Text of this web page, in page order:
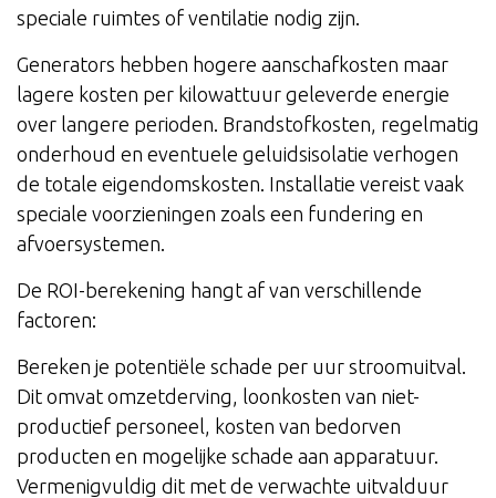
speciale ruimtes of ventilatie nodig zijn.
Generators hebben hogere aanschafkosten maar
lagere kosten per kilowattuur geleverde energie
over langere perioden. Brandstofkosten, regelmatig
onderhoud en eventuele geluidsisolatie verhogen
de totale eigendomskosten. Installatie vereist vaak
speciale voorzieningen zoals een fundering en
afvoersystemen.
De ROI-berekening hangt af van verschillende
factoren:
Bereken je potentiële schade per uur stroomuitval.
Dit omvat omzetderving, loonkosten van niet-
productief personeel, kosten van bedorven
producten en mogelijke schade aan apparatuur.
Vermenigvuldig dit met de verwachte uitvalduur